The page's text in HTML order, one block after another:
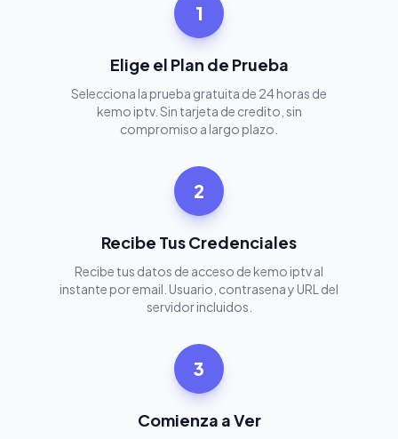
1
Elige el Plan de Prueba
Selecciona la prueba gratuita de 24 horas de
kemo iptv. Sin tarjeta de credito, sin
compromiso a largo plazo.
2
Recibe Tus Credenciales
Recibe tus datos de acceso de kemo iptv al
instante por email. Usuario, contrasena y URL del
servidor incluidos.
3
Comienza a Ver